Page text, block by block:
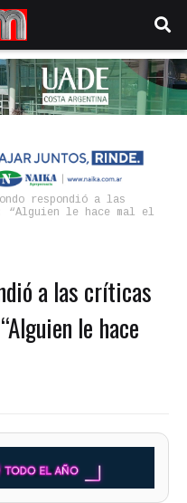
respondió a las
le hace mal el
a las críticas
le hace